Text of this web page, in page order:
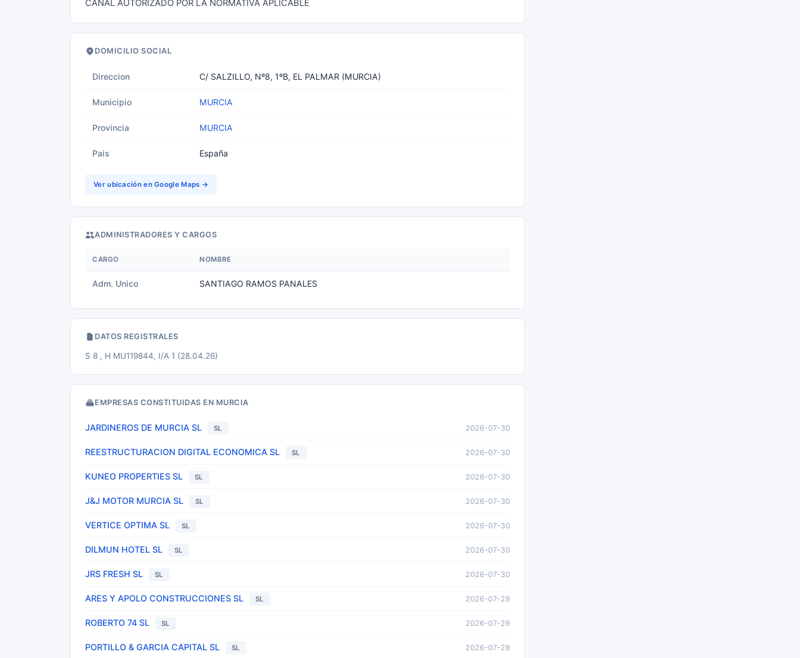
CANAL AUTORIZADO POR LA NORMATIVA APLICABLE
DOMICILIO SOCIAL
Direccion C/ SALZILLO, Nº8, 1ºB, EL PALMAR (MURCIA)
Municipio MURCIA
Provincia MURCIA
Pais España
Ver ubicación en Google Maps →
ADMINISTRADORES Y CARGOS
CARGO NOMBRE
Adm. Unico SANTIAGO RAMOS PANALES
DATOS REGISTRALES
S 8 , H MU119844, I/A 1 (28.04.26)
EMPRESAS CONSTITUIDAS EN MURCIA
JARDINEROS DE MURCIA SL SL 2026-07-30
REESTRUCTURACION DIGITAL ECONOMICA SL SL 2026-07-30
KUNEO PROPERTIES SL SL 2026-07-30
J&J MOTOR MURCIA SL SL 2026-07-30
VERTICE OPTIMA SL SL 2026-07-30
DILMUN HOTEL SL SL 2026-07-30
JRS FRESH SL SL 2026-07-30
ARES Y APOLO CONSTRUCCIONES SL SL 2026-07-29
ROBERTO 74 SL SL 2026-07-29
PORTILLO & GARCIA CAPITAL SL SL 2026-07-29